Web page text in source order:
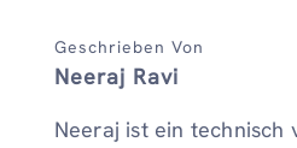
Geschrieben Von
Neeraj Ravi
Neeraj ist ein technisch